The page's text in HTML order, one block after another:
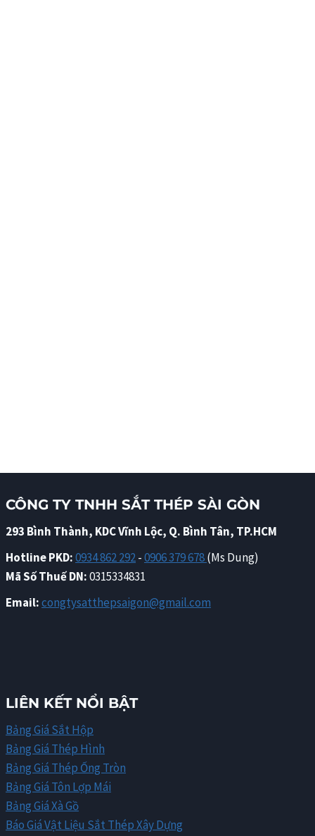
CÔNG TY TNHH SẮT THÉP SÀI GÒN
293 Bình Thành, KDC Vĩnh Lộc, Q. Bình Tân, TP.HCM
Hotline PKD:0934 862 292-0906 379 678(Ms Dung)
Mã Số Thuế DN:0315334831
Email:congtysatthepsaigon@gmail.com
LIÊN KẾT NỔI BẬT
Bảng Giá Sắt Hộp
Bảng Giá Thép Hình
Bảng Giá Thép Ống Tròn
Bảng Giá Tôn Lợp Mái
Bảng Giá Xà Gồ
Báo Giá Vật Liệu Sắt Thép Xây Dựng